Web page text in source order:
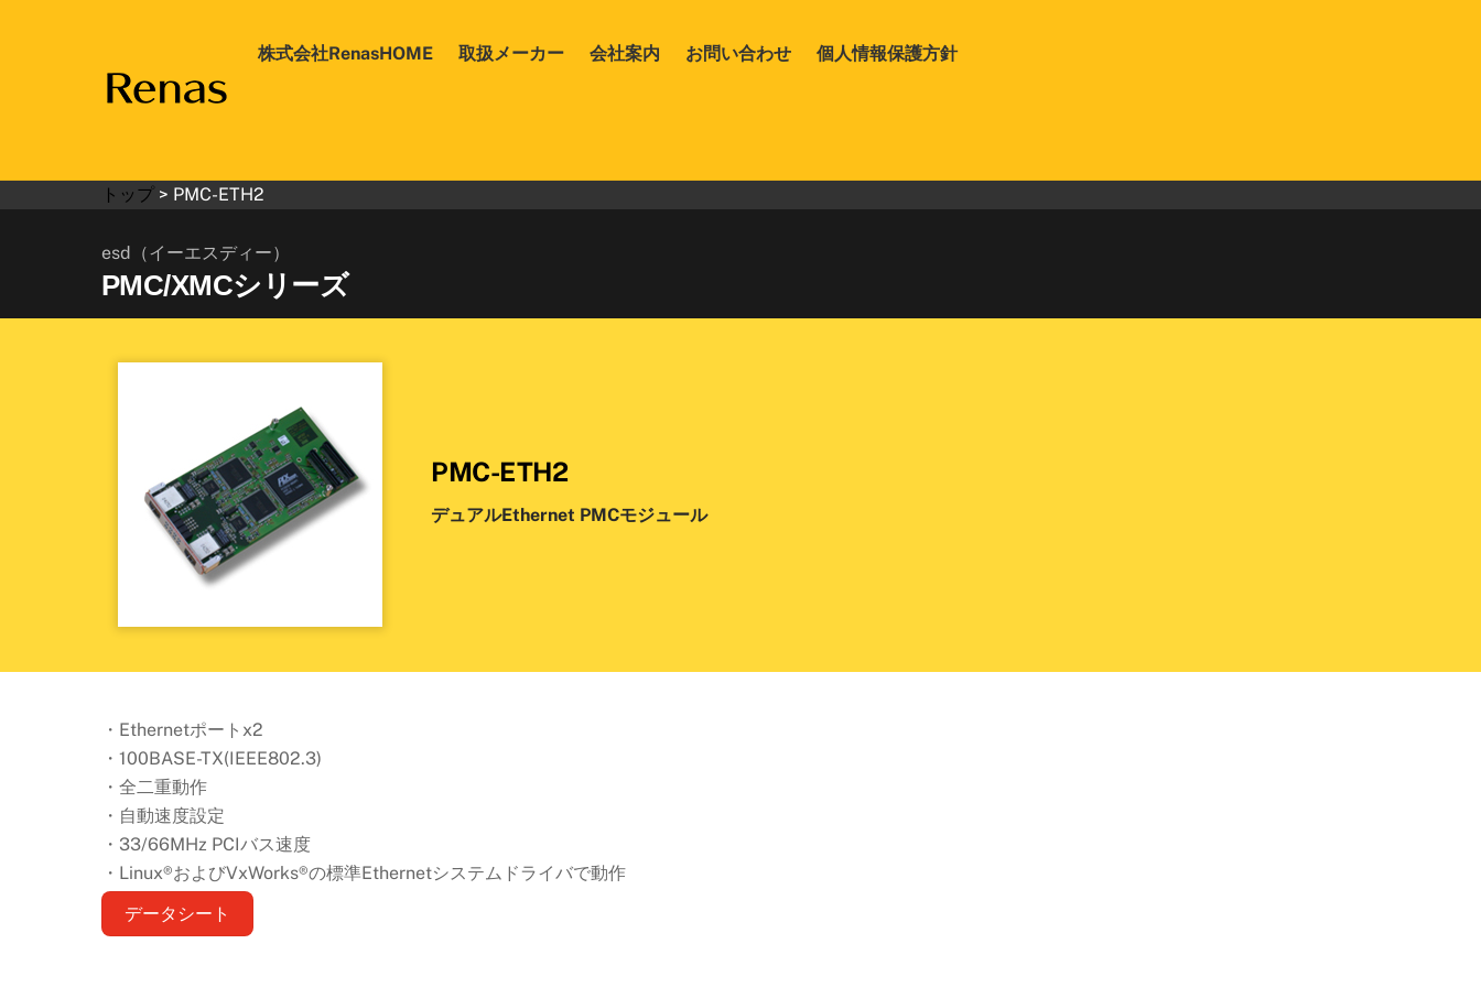
株式会社RenasHOME 取扱メーカー 会社案内 お問い合わせ 個人情報保護方針
トップ > PMC-ETH2
esd（イーエスディー）
PMC/XMCシリーズ
PMC-ETH2
デュアルEthernet PMCモジュール
・Ethernetポートx2
・100BASE-TX(IEEE802.3)
・全二重動作
・自動速度設定
・33/66MHz PCIバス速度
・Linux®およびVxWorks®の標準Ethernetシステムドライバで動作
データシート